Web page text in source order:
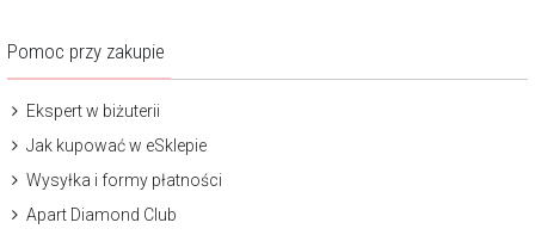
Pomoc przy zakupie
Ekspert w biżuterii
Jak kupować w eSklepie
Wysyłka i formy płatności
Apart Diamond Club